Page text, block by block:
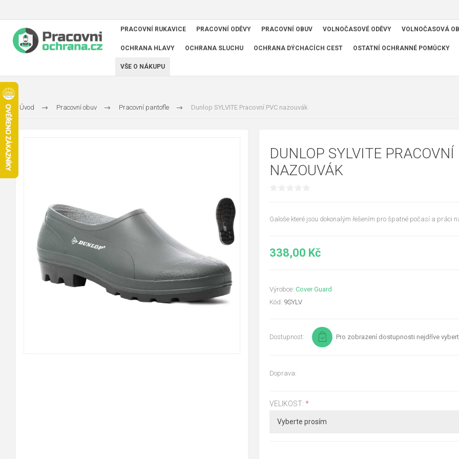
PRACOVNÍ RUKAVICE PRACOVNÍ ODĚVY PRACOVNÍ OBUV VOLNOČASOVÉ ODĚVY VOLNOČASOVÁ
OCHRANA HLAVY OCHRANA SLUCHU OCHRANA DÝCHACÍCH CEST OSTATNÍ OCHRANNÉ POMŮCKY
VŠE O NÁKUPU
Úvod Pracovní obuv Pracovní pantofle Dunlop SYLVITE Pracovní PVC nazouvák
DUNLOP SYLVITE PRACOVNÍ
NAZOUVÁK
Galoše které jsou dokonalým řešením pro špatné počasí a práci
338,00 Kč
Výrobce: Cover Guard
Kód: 9SYLV
Dostupnost: Pro zobrazení dostupnosti nejdříve
Doprava:
VELIKOST: *